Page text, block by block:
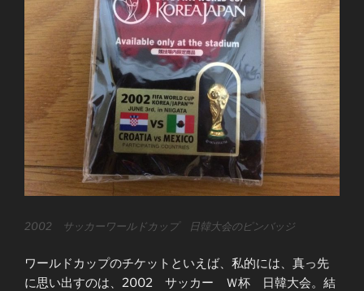
2002 サッカーワールドカップ 日韓大会のピンバッジ
ワールドカップのチケットといえば、私的には、真っ先
に思い出すのは、2002 サッカー Ｗ杯 日韓大会。結